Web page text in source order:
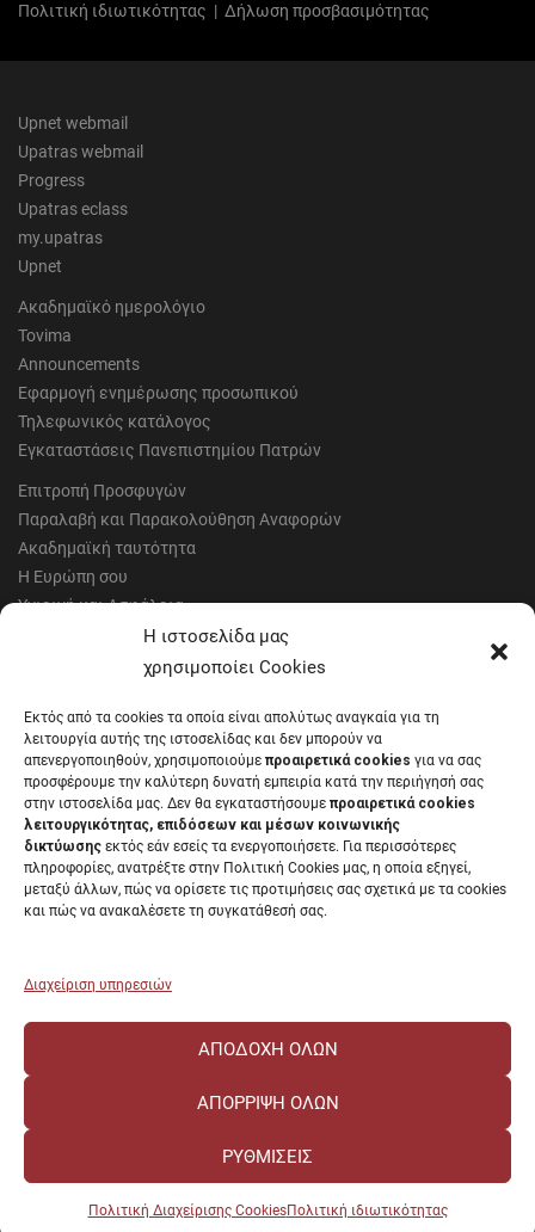
Η ιστοσελίδα μας
χρησιμοποίει Cookies
Εκτός από τα cookies τα οποία είναι απολύτως αναγκαία για τη
λειτουργία αυτής της ιστοσελίδας και δεν μπορούν να
απενεργοποιηθούν, χρησιμοποιούμε προαιρετικά cookies για να σας
προσφέρουμε την καλύτερη δυνατή εμπειρία κατά την περιήγησή σας
στην ιστοσελίδα μας. Δεν θα εγκαταστήσουμε προαιρετικά cookies
λειτουργικότητας, επιδόσεων και μέσων κοινωνικής
δικτύωσης εκτός εάν εσείς τα ενεργοποιήσετε. Για περισσότερες
πληροφορίες, ανατρέξτε στην Πολιτική Cookies μας, η οποία εξηγεί,
μεταξύ άλλων, πώς να ορίσετε τις προτιμήσεις σας σχετικά με τα cookies
και πώς να ανακαλέσετε τη συγκατάθεσή σας.
Διαχείριση υπηρεσιών
ΑΠΟΔΟΧΉ ΌΛΩΝ
ΑΠΌΡΡΙΨΗ ΌΛΩΝ
ΡΥΘΜΊΣΕΙΣ
Πολιτική Διαχείρισης CookiesΠολιτική ιδιωτικότητας
Πολιτική ιδιωτικότητας | Δήλωση προσβασιμότητας
Upnet webmail
Upatras webmail
Progress
Upatras eclass
my.upatras
Upnet
Ακαδημαϊκό ημερολόγιο
Tovima
Announcements
Εφαρμογή ενημέρωσης προσωπικού
Τηλεφωνικός κατάλογος
Εγκαταστάσεις Πανεπιστημίου Πατρών
Επιτροπή Προσφυγών
Παραλαβή και Παρακολούθηση Αναφορών
Ακαδημαϊκή ταυτότητα
Η Ευρώπη σου
Υγιεινή και Ασφάλεια
Έντυπα Οικονομικής Υπηρεσίας
Έντυπα Διοικητικών Υπηρεσιών
Μητρώα αξιολογητών
Δημόσια Διαβούλευση
Συνεδριάσεις Συγκλήτου
Συνεδριάσεις Συμβουλίου Διοίκησης
EUNICoast European University